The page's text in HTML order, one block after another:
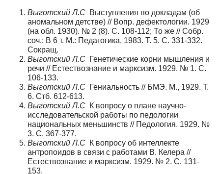
Выготский Л.С Выступления по докладам (об
аномальном детстве) // Вопр. дефектологии. 1929
(на обл. 1930). № 2 (8). С. 108-112; То же // Собр.
соч.: В 6 т. М.: Педагогика, 1983. Т. 5. С. 331-332.
Сокращ.
Выготский Л.С Генетические корни мышления и
речи // Естествознание и марксизм. 1929. № 1. С.
106-133.
Выготский Л.С Гениальность // БМЭ. М., 1929. Т.
6. Стб. 612-613.
Выготский Л.С К вопросу о плане научно-
исследовательской работы по педологии
национальных меньшинств // Педология. 1929. №
3. С. 367-377.
Выготский Л.С К вопросу об интеллекте
антропоидов в связи с работами В. Келера //
Естествознание и марксизм. 1929. № 2. С. 131-
153.